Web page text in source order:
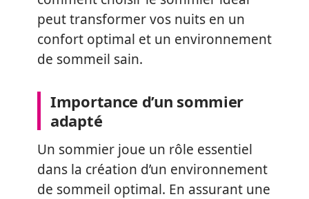
peut transformer vos nuits en un
confort optimal et un environnement
de sommeil sain.
Importance d’un sommier
adapté
Un sommier joue un rôle essentiel
dans la création d’un environnement
de sommeil optimal. En assurant une